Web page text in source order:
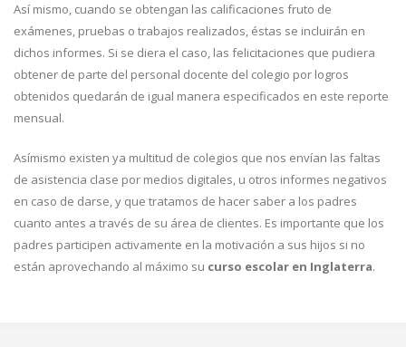
Así mismo, cuando se obtengan las calificaciones fruto de
exámenes, pruebas o trabajos realizados, éstas se incluirán en
dichos informes. Si se diera el caso, las felicitaciones que pudiera
obtener de parte del personal docente del colegio por logros
obtenidos quedarán de igual manera especificados en este reporte
mensual.
Asímismo existen ya multitud de colegios que nos envían las faltas
de asistencia clase por medios digitales, u otros informes negativos
en caso de darse, y que tratamos de hacer saber a los padres
cuanto antes a través de su área de clientes. Es importante que los
padres participen activamente en la motivación a sus hijos si no
están aprovechando al máximo su curso escolar en Inglaterra.